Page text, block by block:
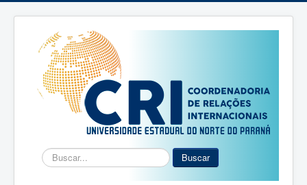
Buscar... Buscar